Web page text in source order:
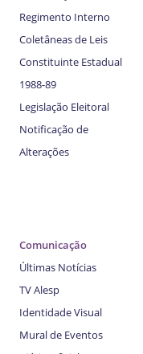
Regimento Interno
Coletâneas de Leis
Constituinte Estadual
1988-89
Legislação Eleitoral
Notificação de
Alterações
Comunicação
Últimas Notícias
TV Alesp
Identidade Visual
Mural de Eventos